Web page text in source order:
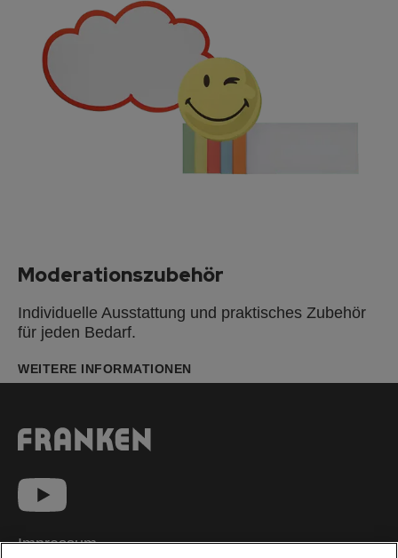
Moderationszubehör
Individuelle Ausstattung und praktisches Zubehör
für jeden Bedarf.
WEITERE INFORMATIONEN
Impressum